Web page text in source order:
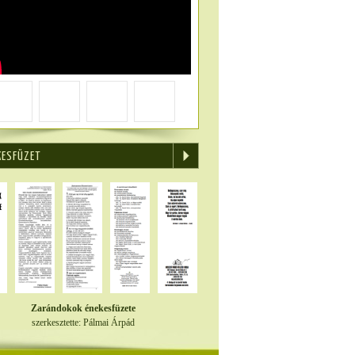
Zarándokok énekesfüzete
szerkesztette: Pálmai Árpád